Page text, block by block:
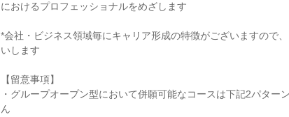
におけるプロフェッショナルをめざします
*会社・ビジネス領域毎にキャリア形成の特徴がございますので
いします
【留意事項】
・グループオープン型において併願可能なコースは下記2パター
ん